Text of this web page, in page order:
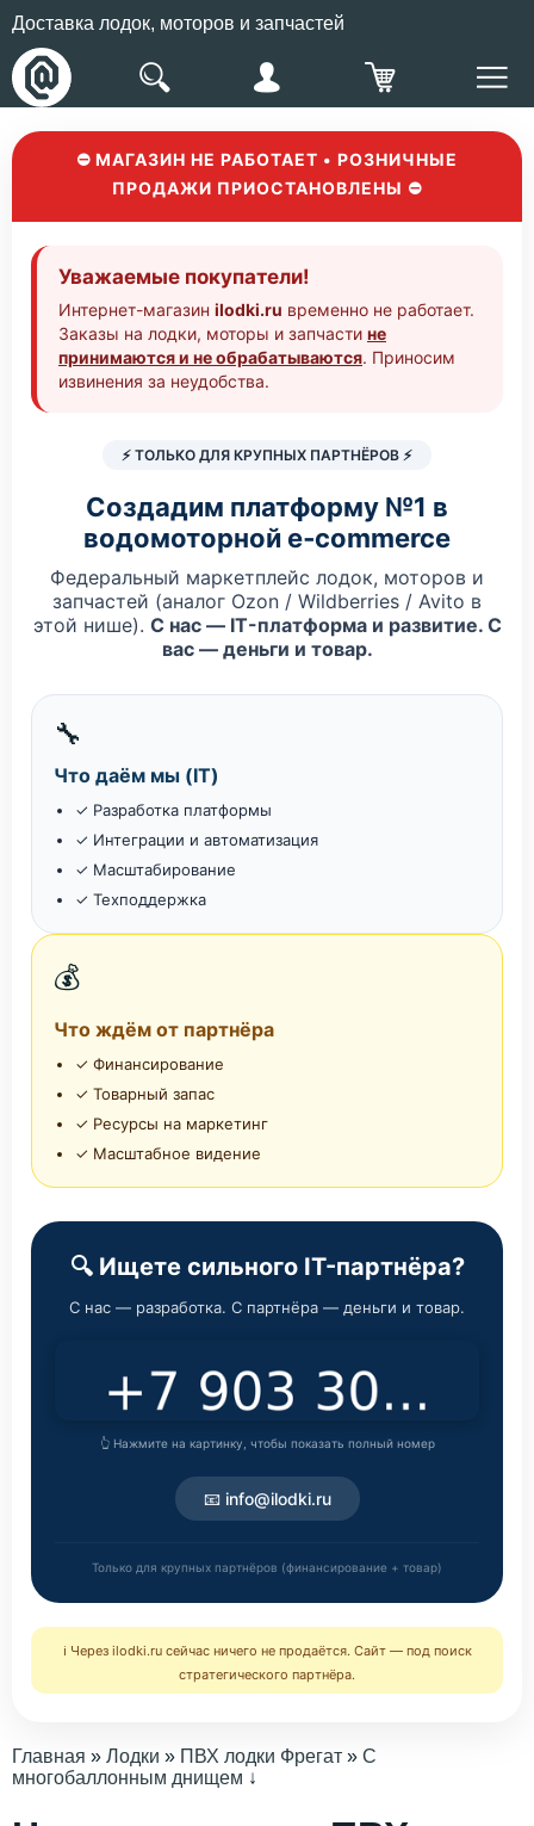
Доставка лодок, моторов и запчастей
⛔ МАГАЗИН НЕ РАБОТАЕТ • РОЗНИЧНЫЕ
ПРОДАЖИ ПРИОСТАНОВЛЕНЫ ⛔
Уважаемые покупатели!
Интернет-магазин ilodki.ru временно не работает.
Заказы на лодки, моторы и запчасти не
принимаются и не обрабатываются. Приносим
извинения за неудобства.
⚡ ТОЛЬКО ДЛЯ КРУПНЫХ ПАРТНЁРОВ ⚡
Создадим платформу №1 в
водомоторной e‑commerce
Федеральный маркетплейс лодок, моторов и
запчастей (аналог Ozon / Wildberries / Avito в
этой нише). С нас — IT-платформа и развитие. С
вас — деньги и товар.
🔧
Что даём мы (IT)
✓ Разработка платформы
✓ Интеграции и автоматизация
✓ Масштабирование
✓ Техподдержка
💰
Что ждём от партнёра
✓ Финансирование
✓ Товарный запас
✓ Ресурсы на маркетинг
✓ Масштабное видение
🔍 Ищете сильного IT-партнёра?
С нас — разработка. С партнёра — деньги и товар.
👆 Нажмите на картинку, чтобы показать полный номер
📧 info@ilodki.ru
Только для крупных партнёров (финансирование + товар)
ℹ️ Через ilodki.ru сейчас ничего не продаётся. Сайт — под поиск
стратегического партнёра.
Главная » Лодки » ПВХ лодки Фрегат » C
многобаллонным днищем ↓